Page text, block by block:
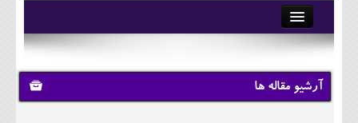
آرشیو
تماس با ما
وبلاگ
آرشیو مقاله ها